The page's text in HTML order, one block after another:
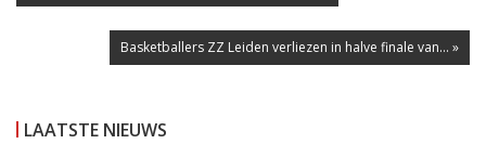
Basketballers ZZ Leiden verliezen in halve finale van... »
LAATSTE NIEUWS